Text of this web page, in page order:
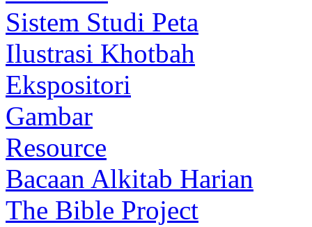
Sistem Studi Peta
Ilustrasi Khotbah
Ekspositori
Gambar
Resource
Bacaan Alkitab Harian
The Bible Project